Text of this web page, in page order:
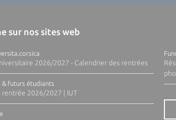
sur nos sites web
2026/2027 - Calendrier des rentrées
& futurs étudiants
rentrée 2026/2027 | IUT